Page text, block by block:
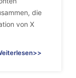
die
von X